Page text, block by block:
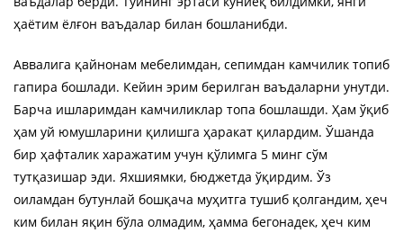
ҳаётим ёлғон ваъдалар билан бошланибди.
Аввалига қайнонам мебелимдан, сепимдан камчилик топиб
гапира бошлади. Кейин эрим берилган ваъдаларни унутди.
Барча ишларимдан камчиликлар топа бошлашди. Ҳам ўқиб
ҳам уй юмушларини қилишга ҳаракат қилардим. Ўшанда
бир ҳафталик харажатим учун қўлимга 5 минг сўм
тутқазишар эди. Яхшиямки, бюджетда ўқирдим. Ўз
оиламдан бутунлай бошқача муҳитга тушиб қолгандим, ҳеч
ким билан яқин бўла олмадим, ҳамма бегонадек, ҳеч ким